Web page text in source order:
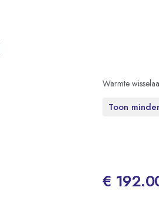
Warmte
Toon
€